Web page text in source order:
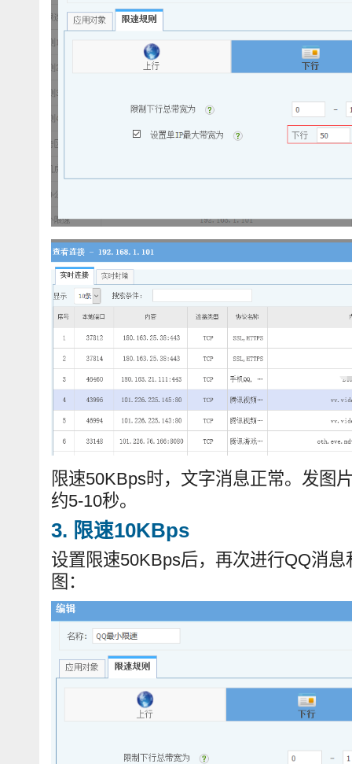
限速50KBps时，文字消息正常。发图
约5-10秒。
3. 限速10KBps
设置限速50KBps后，再次进行QQ消
图：